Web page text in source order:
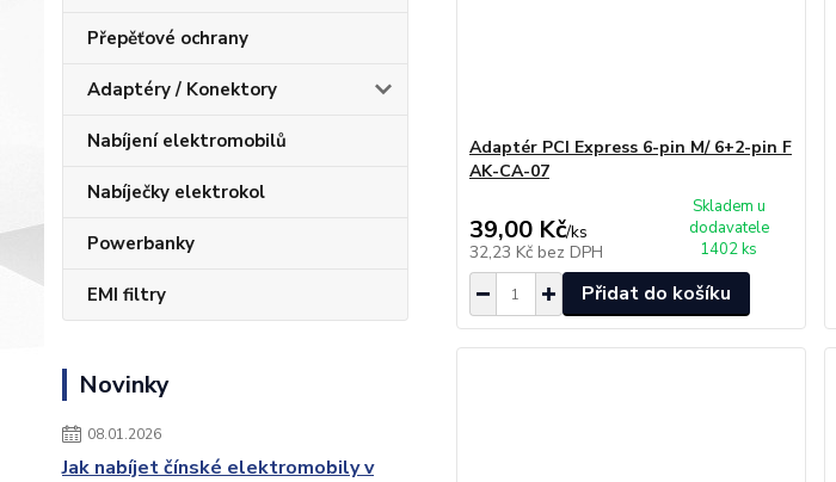
Přepěťové ochrany
Adaptéry / Konektory
Nabíjení elektromobilů
Nabíječky elektrokol
Powerbanky
EMI filtry
Novinky
08.01.2026
Jak nabíjet čínské elektromobily v
Adaptér PCI Express 6-pin M/ 6+2-pin F
AK-CA-07
39,00 Kč/ks
32,23 Kč bez DPH
Skladem u
dodavatele
1402 ks
Přidat do košíku